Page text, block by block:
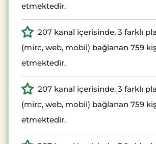
etmektedir.
207 kanal içerisinde, 3 farklı
(mirc, web, mobil) bağlanan 759
etmektedir.
207 kanal içerisinde, 3 farklı
(mirc, web, mobil) bağlanan 759
etmektedir.